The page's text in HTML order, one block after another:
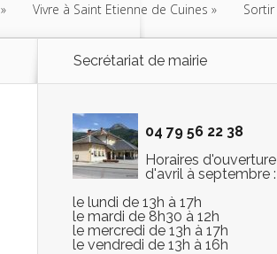
Vivre à Saint Etienne de Cuines Sortir
Secrétariat de mairie
04 79 56 22 38
Horaires d'ouverture
d'avril à septembre :
le lundi de 13h à 17h
le mardi de 8h30 à 12h
le mercredi de 13h à 17h
le vendredi de 13h à 16h